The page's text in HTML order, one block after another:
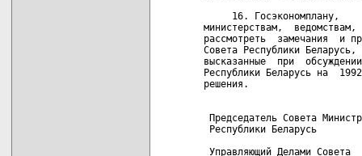
16. Госэкономплану,
министерствам,
рассмотреть  замечания  и
Совета Республики
высказанные  при
Республики Беларусь на
решения.
Председатель Совета
Республики
Управляющий Делами Совета